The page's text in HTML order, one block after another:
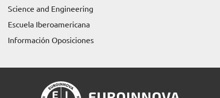
Science and Engineering
Escuela Iberoamericana
Información Oposiciones